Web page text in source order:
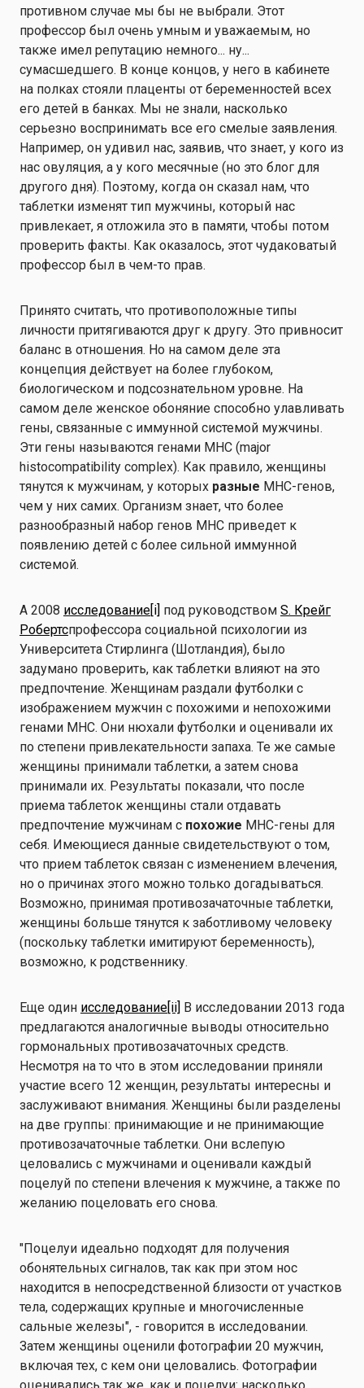
противном случае мы бы не выбрали. Этот
профессор был очень умным и уважаемым, но
также имел репутацию немного... ну...
сумасшедшего. В конце концов, у него в кабинете
на полках стояли плаценты от беременностей всех
его детей в банках. Мы не знали, насколько
серьезно воспринимать все его смелые заявления.
Например, он удивил нас, заявив, что знает, у кого из
нас овуляция, а у кого месячные (но это блог для
другого дня). Поэтому, когда он сказал нам, что
таблетки изменят тип мужчины, который нас
привлекает, я отложила это в памяти, чтобы потом
проверить факты. Как оказалось, этот чудаковатый
профессор был в чем-то прав.
Принято считать, что противоположные типы
личности притягиваются друг к другу. Это привносит
баланс в отношения. Но на самом деле эта
концепция действует на более глубоком,
биологическом и подсознательном уровне. На
самом деле женское обоняние способно улавливать
гены, связанные с иммунной системой мужчины.
Эти гены называются генами MHC (major
histocompatibility complex). Как правило, женщины
тянутся к мужчинам, у которых разные MHC-генов,
чем у них самих. Организм знает, что более
разнообразный набор генов MHC приведет к
появлению детей с более сильной иммунной
системой.
A 2008 исследование[i] под руководством S. Крейг
Робертспрофессора социальной психологии из
Университета Стирлинга (Шотландия), было
задумано проверить, как таблетки влияют на это
предпочтение. Женщинам раздали футболки с
изображением мужчин с похожими и непохожими
генами MHC. Они нюхали футболки и оценивали их
по степени привлекательности запаха. Те же самые
женщины принимали таблетки, а затем снова
принимали их. Результаты показали, что после
приема таблеток женщины стали отдавать
предпочтение мужчинам с похожие MHC-гены для
себя. Имеющиеся данные свидетельствуют о том,
что прием таблеток связан с изменением влечения,
но о причинах этого можно только догадываться.
Возможно, принимая противозачаточные таблетки,
женщины больше тянутся к заботливому человеку
(поскольку таблетки имитируют беременность),
возможно, к родственнику.
Еще один исследование[ii] В исследовании 2013 года
предлагаются аналогичные выводы относительно
гормональных противозачаточных средств.
Несмотря на то что в этом исследовании приняли
участие всего 12 женщин, результаты интересны и
заслуживают внимания. Женщины были разделены
на две группы: принимающие и не принимающие
противозачаточные таблетки. Они вслепую
целовались с мужчинами и оценивали каждый
поцелуй по степени влечения к мужчине, а также по
желанию поцеловать его снова.
"Поцелуи идеально подходят для получения
обонятельных сигналов, так как при этом нос
находится в непосредственной близости от участков
тела, содержащих крупные и многочисленные
сальные железы", - говорится в исследовании.
Затем женщины оценили фотографии 20 мужчин,
включая тех, с кем они целовались. Фотографии